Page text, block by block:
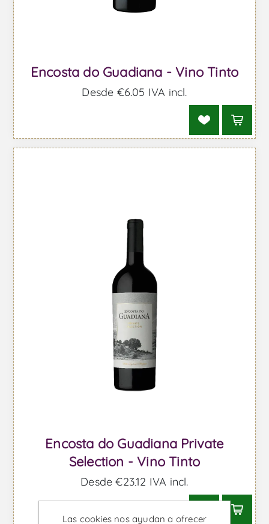
Encosta do Guadiana - Vino Tinto
Desde €6,05 IVA incl.
Encosta do Guadiana Private
Selection - Vino Tinto
Desde €23,12 IVA incl.
Las cookies nos ayudan a ofrecer